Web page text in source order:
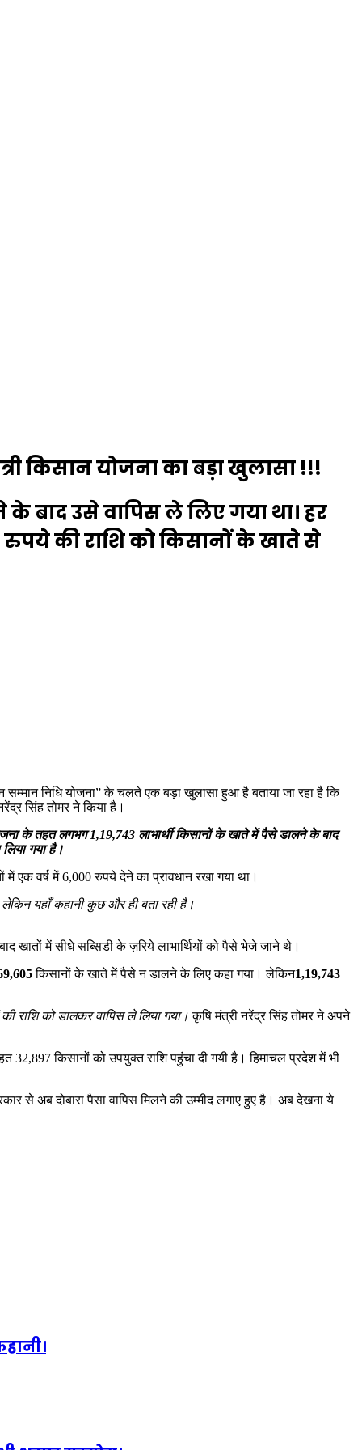
किसान योजना का बड़ा खुलासा !!!
बाद उसे वापिस ले लिए गया था। हर
की राशि को किसानों के खाते से
सम्मान निधि योजना” के चलते एक बड़ा खुलासा हुआ है बताया जा रहा है कि
सिंह तोमर ने किया है।
के तहत लगभग 1,19,743 लाभार्थी किसानों केखाते में पैसे डालने के बाद
गया है।
में एक वर्ष में 6,000 रुपये देने का प्रावधान रखा गया था।
लेकिन यहाँ कहानी कुछ और ही बता रही है।
खातों में सीधे सब्सिडी के ज़रिये लाभार्थियों को पैसे भेजे जाने थे।
किसानों के खाते में पैसे न डालने के लिए कहा गया। लेकिन1,19,743
राशि को डालकर वापिस ले लिया गया।कृषि मंत्री नरेंद्र सिंह तोमर ने अपने
किसानों को उपयुक्त राशि पहुंचा दी गयी है। हिमाचल प्रदेश में भी
से अब दोबारा पैसा वापिस मिलने की उम्मीद लगाए हुए है। अब देखना ये